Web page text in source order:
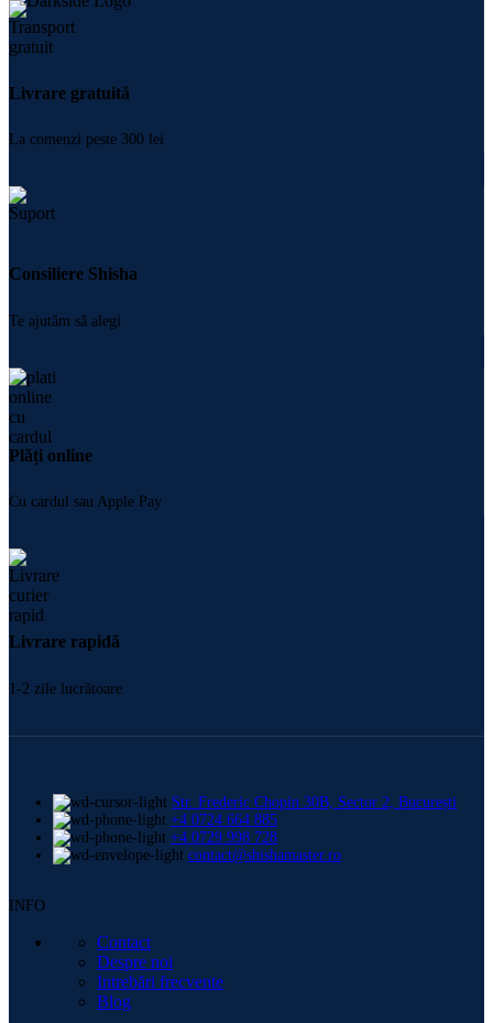
Livrare gratuită
La comenzi peste 300 lei
Consiliere Shisha
Te ajutăm să alegi
Plăți online
Cu cardul sau Apple Pay
Livrare rapidă
1-2 zile lucrătoare
Str. Frederic Chopin 30B, Sector 2, București
+4 0724 664 885
+4 0729 998 728
contact@shishamaster.ro
INFO
Contact
Despre noi
Intrebări frecvente
Blog